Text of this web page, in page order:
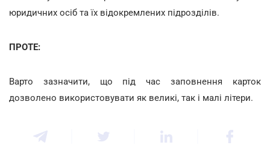
юридичних осіб та їх відокремлених підрозділів.
ПРОТЕ:
Варто зазначити, що під час заповнення карток
дозволено використовувати як великі, так і малі літери.